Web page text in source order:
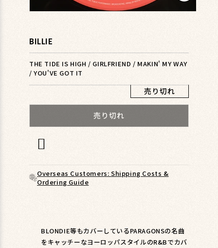
ル
で
メ
デ
を
く
BILLIE
THE TIDE IS HIGH / GIRLFRIEND / MAKIN' MY WAY
/ YOU'VE GOT IT
売り切れ
売り切れ
Overseas Customers: Shipping Costs &
Ordering Guide
BLONDIE等もカバーしているPARAGONSの名曲
をキャッチーなヨーロッパスタイルのR&Bでカバ